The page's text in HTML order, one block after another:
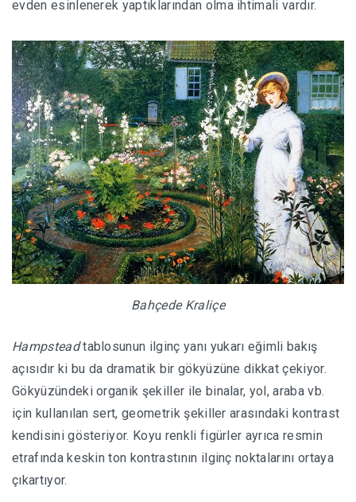
evden esinlenerek yaptıklarından olma ihtimali vardır.
Bahçede Kraliçe
Hampsteadtablosunun ilginç yanı yukarı eğimli bakış
açısıdır ki bu da dramatik bir gökyüzüne dikkat çekiyor.
Gökyüzündeki organik şekiller ile binalar, yol, araba vb.
için kullanılan sert, geometrik şekiller arasındaki kontrast
kendisini gösteriyor. Koyu renkli figürler ayrıca resmin
etrafında keskin ton kontrastının ilginç noktalarını ortaya
çıkartıyor.